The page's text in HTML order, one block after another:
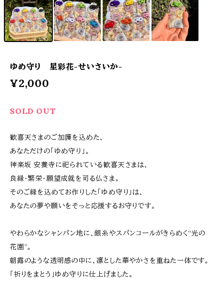
ゆめ守り 星彩花-せいさいか-
¥2,000
SOLD OUT
歓喜天さまのご加護を込めた、
あなただけの「ゆめ守り」。
神楽坂 安養寺に祀られている歓喜天さまは、
良縁・繁栄・願望成就を司る仏さま。
そのご縁を込めてお作りした「ゆめ守り」は、
あなたの夢や願いをそっと応援するお守りです。
やわらかなシャンパン地に、銀糸やスパンコールがきらめく“光の
花園”。
朝露のような透明感の中に、凛とした華やかさを重ねた一体です。
「祈りをまとう」ゆめ守りに仕上げました。